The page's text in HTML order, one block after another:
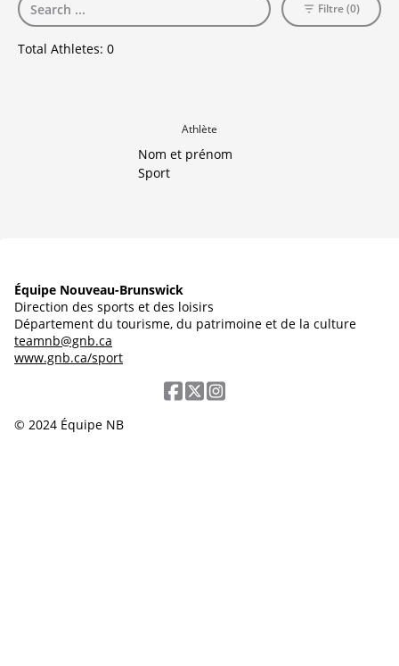
Total Athletes: 0
Filtre (0)
Athlète
Nom et prénom
Sport
Équipe Nouveau-Brunswick
Direction des sports et des loisirs
Département du tourisme, du patrimoine et de la culture
teamnb@gnb.ca
www.gnb.ca/sport
© 2024 Équipe NB